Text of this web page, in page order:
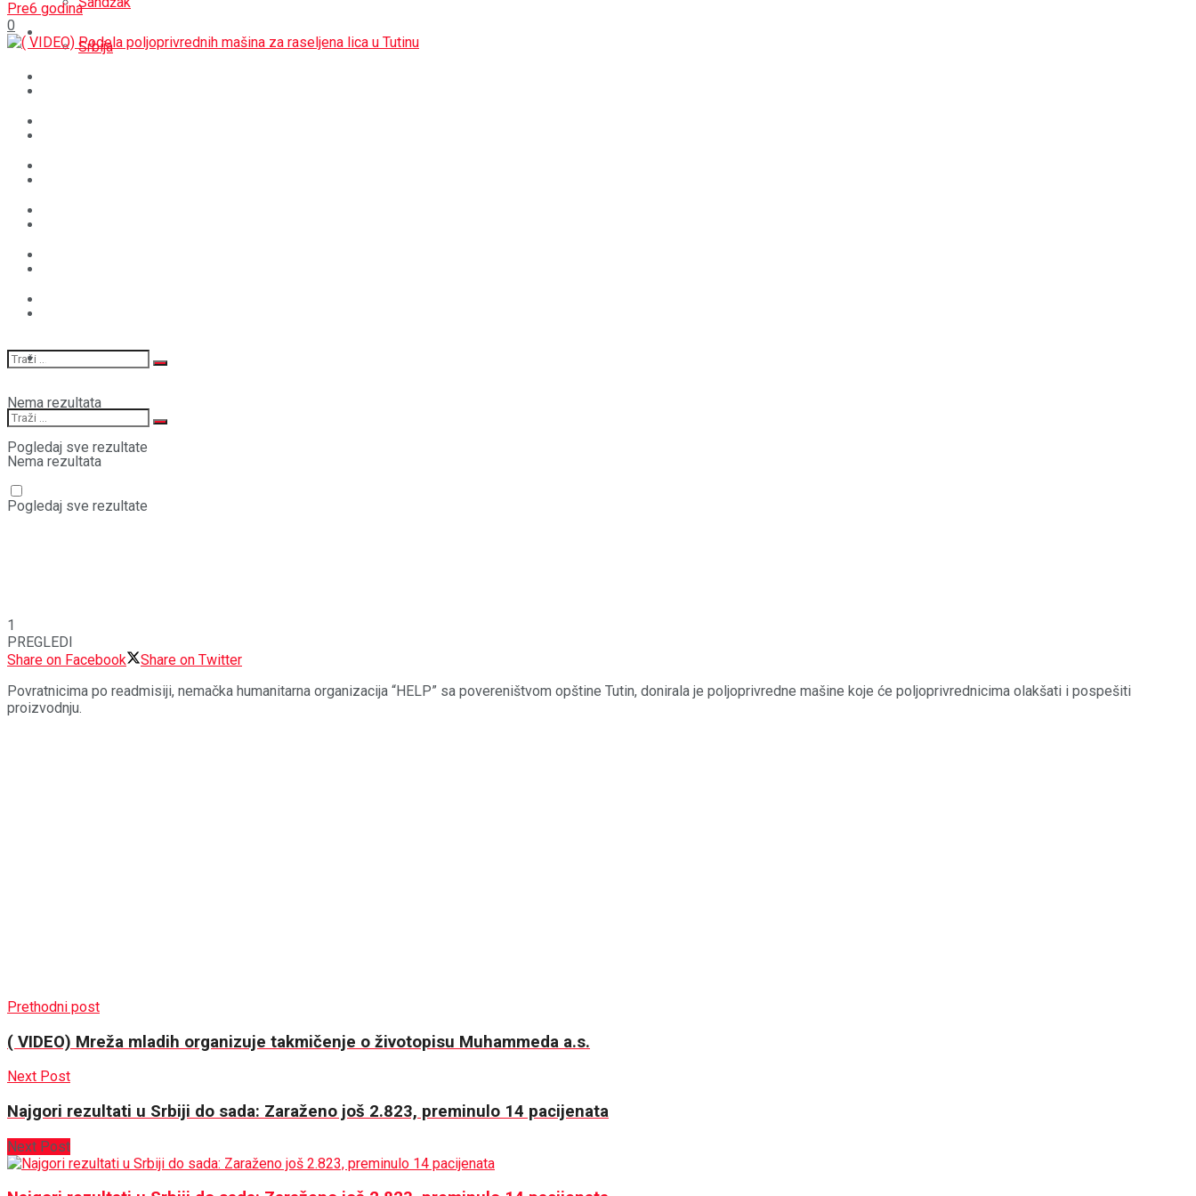
REGIJA
Nema rezultata
Pogledaj sve rezultate
Srbija
SPORT
Nema rezultata
Pogledaj sve rezultate
Pre6 godina
0
1
PREGLEDI
Share on Facebook
Share on Twitter
Povratnicima po readmisiji, nemačka humanitarna organizacija “HELP” sa povereništvom opštine Tutin, donirala je poljoprivredne mašine koje će poljoprivrednicima olakšati i pospešiti
proizvodnju.
Prethodni post
( VIDEO) Mreža mladih organizuje takmičenje o životopisu Muhammeda a.s.
Next Post
Najgori rezultati u Srbiji do sada: Zaraženo još 2.823, preminulo 14 pacijenata
Next Post